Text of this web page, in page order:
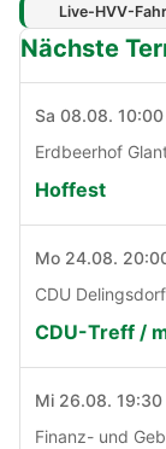
Live-HVV-
Nächste
Sa 08.08.
Erdbeerhof
Hoffest
Mo 24.08.
CDU Delingsdorf
CDU-Treff /
Mi 26.08. 19:30
Finanz- und